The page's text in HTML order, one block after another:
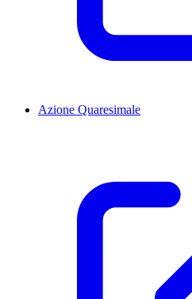
Azione Quaresimale